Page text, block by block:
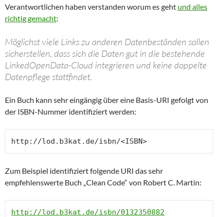
Verantwortlichen haben verstanden worum es geht und alles
richtig gemacht:
Möglichst viele Links zu anderen Datenbeständen sollen
sicherstellen, dass sich die Daten gut in die bestehende
LinkedOpenData-Cloud integrieren und keine doppelte
Datenpflege stattfindet.
Ein Buch kann sehr eingängig über eine Basis-URI gefolgt von
der ISBN-Nummer identifiziert werden:
http://lod.b3kat.de/isbn/<ISBN>
Zum Beispiel identifiziert folgende URI das sehr
empfehlenswerte Buch „Clean Code“ von Robert C. Martin:
http://lod.b3kat.de/isbn/0132350882